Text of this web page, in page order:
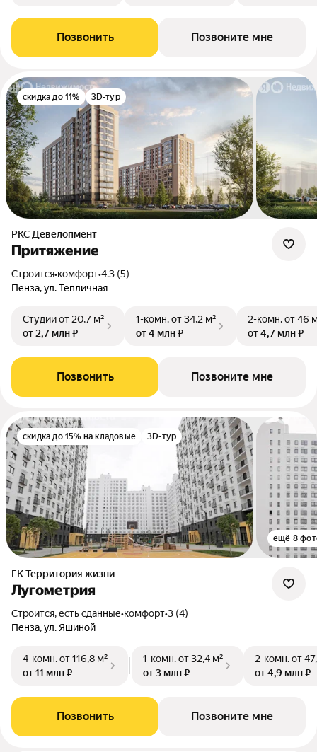
Позвонить Позвоните мне
скидка до 11% 3D-тур
РКС Девелопмент
Притяжение
Строится•комфорт•4.3 (5)
Пенза, ул. Тепличная
Студииот 20,7 м²
от 2,7 млн ₽
1-комн.от 34,2 м²
от 4 млн ₽
2-комн.от 46
от 4,7 млн ₽
Позвонить Позвоните мне
скидка до 15% на кладовые 3D-тур
ещё 8
ГК Территория жизни
Лугометрия
Строится, есть сданные•комфорт•3 (4)
Пенза, ул. Яшиной
4-комн.от 116,8 м²
от 11 млн ₽
1-комн.от 32,4 м²
от 3 млн ₽
2-комн.от
от 4,9 млн ₽
Позвонить Позвоните мне